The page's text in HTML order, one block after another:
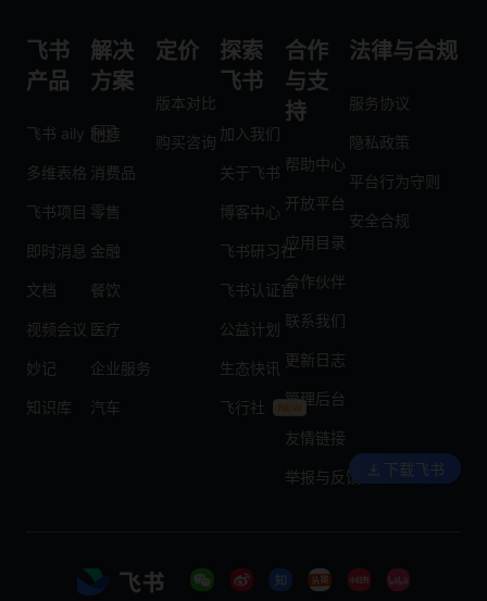
飞书
产品
飞书 aily
多维表格
飞书项目
即时消息
文档
视频会议
妙记
知识库
解决
方案
制造
消费品
零售
金融
餐饮
医疗
企业服务
汽车
定价
版本对比
购买咨询
探索
飞书
加入我们
关于飞书
博客中心
飞书研习社
飞书认证官
公益计划
生态快讯
飞行社
合作
与支
持
帮助中心
开放平台
应用目录
合作伙伴
联系我们
更新日志
管理后台
友情链接
举报与反馈
法律与合规
服务协议
隐私政策
平台行为守则
安全合规
下载飞书